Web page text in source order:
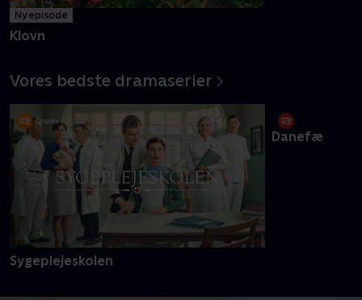
Ny episode
Klovn
Vores bedste dramaserier
Sygeplejeskolen
Danefæ